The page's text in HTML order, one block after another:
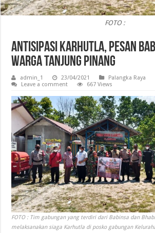
FOTO :
Antisipasi Karhutla, Pesan
Warga Tanjung Pinang
admin_1 23/04/2021
Palangka Raya
Leave a comment
667 Views
FOTO : Tim gabungan yang terdiri dari Babinsa dan
melaksanakan siaga Karhutla di posko gabungan